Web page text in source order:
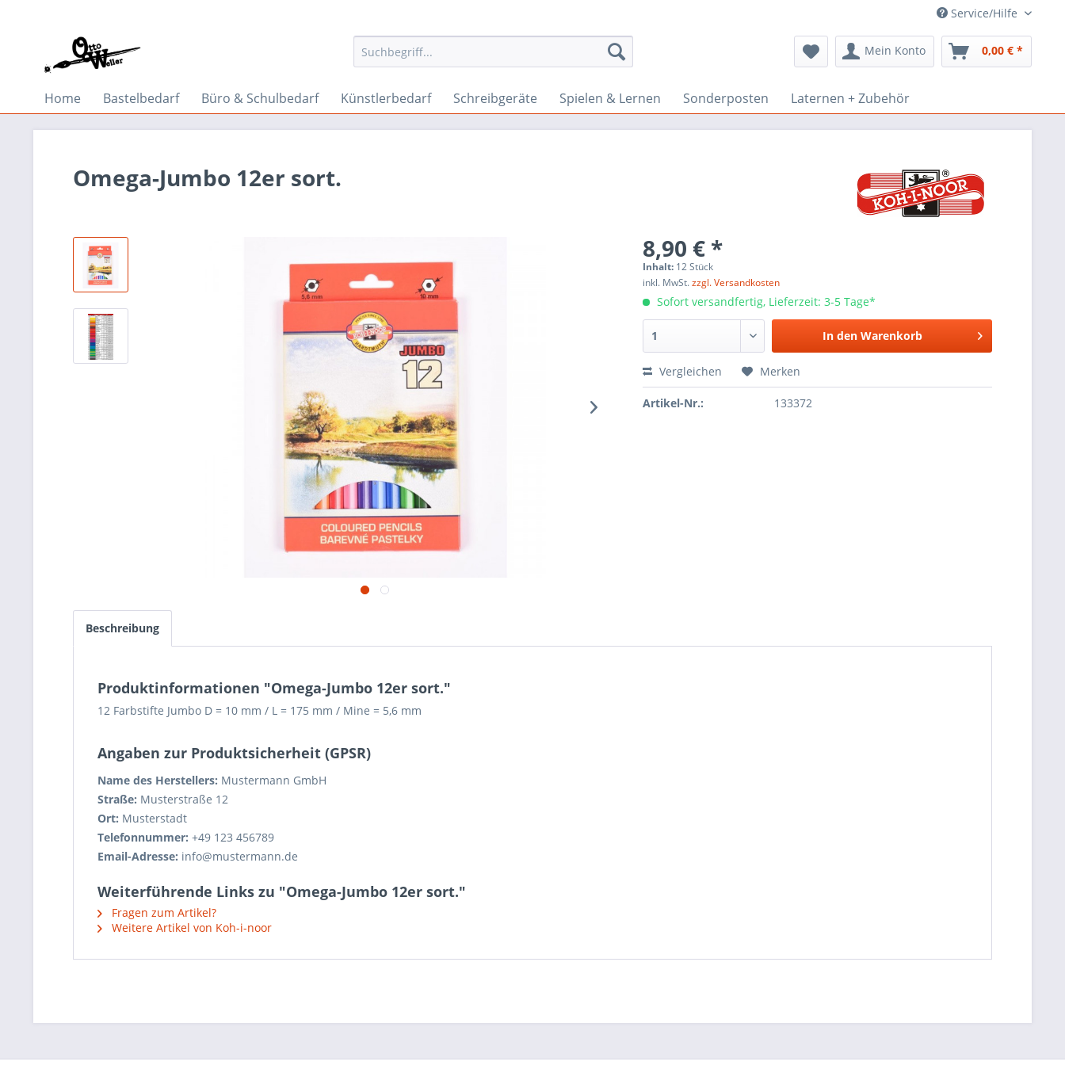
Service/Hilfe
Mein Konto 0,00 € *
Home Bastelbedarf Büro & Schulbedarf Künstlerbedarf Schreibgeräte Spielen & Lernen Sonderposten Laternen + Zubehör
Omega-Jumbo 12er sort.
8,90 € *
Inhalt: 12 Stück
inkl. MwSt.zzgl. Versandkosten
Sofort versandfertig, Lieferzeit: 3-5 Tage*
In den Warenkorb
Vergleichen Merken
Artikel-Nr.: 133372
Beschreibung
Produktinformationen "Omega-Jumbo 12er sort."
12 Farbstifte Jumbo D = 10 mm / L = 175 mm / Mine = 5,6 mm
Angaben zur Produktsicherheit (GPSR)
Name des Herstellers: Mustermann GmbH
Straße: Musterstraße 12
Ort: Musterstadt
Telefonnummer: +49 123 456789
Email-Adresse: info@mustermann.de
Weiterführende Links zu "Omega-Jumbo 12er sort."
Fragen zum Artikel?
Weitere Artikel von Koh-i-noor